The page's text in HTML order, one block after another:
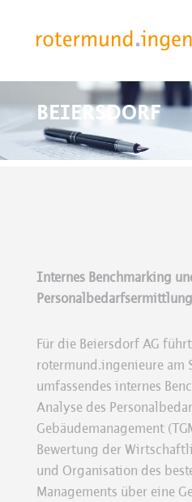
BEIERSDORF
Internes Benchmarking
Für die Beiersdorf AG
rotermund.ingenieure am
umfassendes internes
Analyse des
Gebäudemanagement
Bewertung der
und Organisation des
Managements über eine